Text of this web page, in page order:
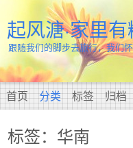
起风溏·家里有
跟随我们的脚步去旅行，我们
首页 分类 标签 归档
标签：华南